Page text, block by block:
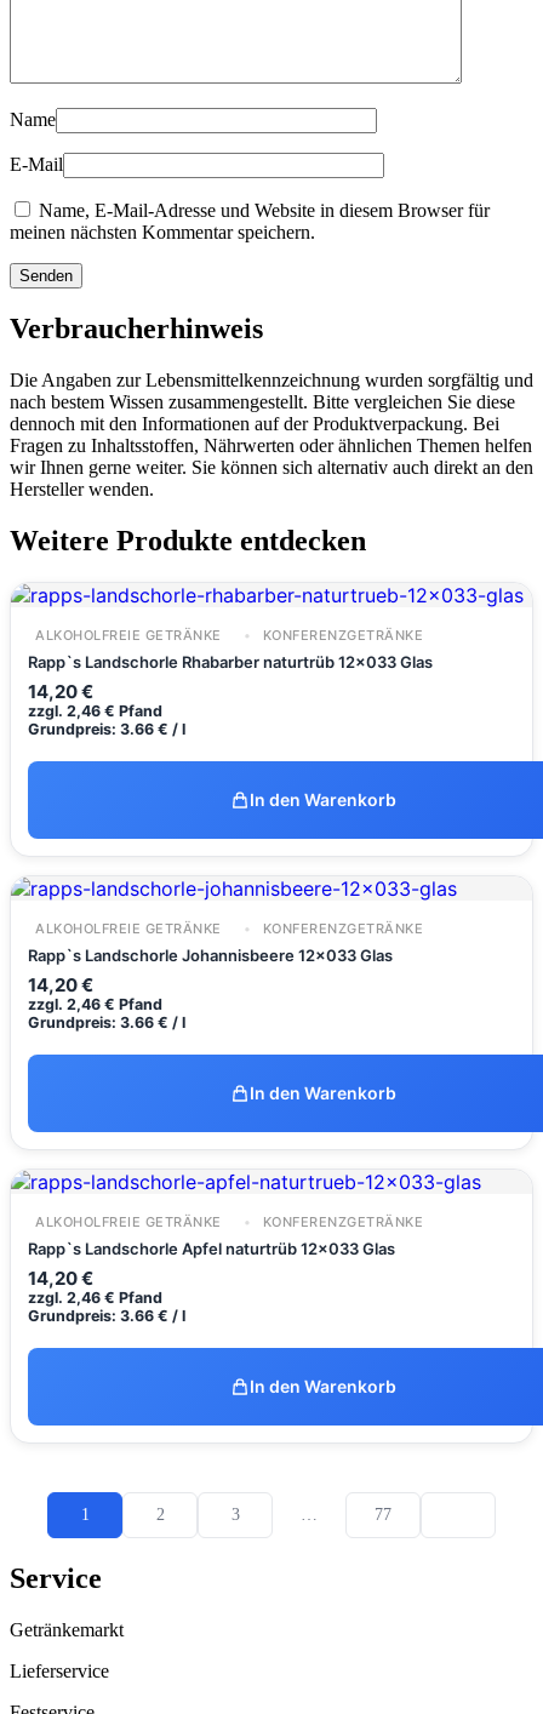
Name
E-Mail
Name, E-Mail-Adresse und Website in diesem Browser für
meinen nächsten Kommentar speichern.
Verbraucherhinweis
Die Angaben zur Lebensmittelkennzeichnung wurden sorgfältig und
nach bestem Wissen zusammengestellt. Bitte vergleichen Sie diese
dennoch mit den Informationen auf der Produktverpackung. Bei
Fragen zu Inhaltsstoffen, Nährwerten oder ähnlichen Themen helfen
wir Ihnen gerne weiter. Sie können sich alternativ auch direkt an den
Hersteller wenden.
Weitere Produkte entdecken
ALKOHOLFREIE GETRÄNKE KONFERENZGETRÄNKE
Rapp`s Landschorle Rhabarber naturtrüb 12x033 Glas
14,20€
zzgl. 2,46 € Pfand
Grundpreis: 3.66 € / l
In den Warenkorb
ALKOHOLFREIE GETRÄNKE KONFERENZGETRÄNKE
Rapp`s Landschorle Johannisbeere 12x033 Glas
14,20€
zzgl. 2,46 € Pfand
Grundpreis: 3.66 € / l
In den Warenkorb
ALKOHOLFREIE GETRÄNKE KONFERENZGETRÄNKE
Rapp`s Landschorle Apfel naturtrüb 12x033 Glas
14,20€
zzgl. 2,46 € Pfand
Grundpreis: 3.66 € / l
In den Warenkorb
1 2 3 77
Service
Getränkemarkt
Lieferservice